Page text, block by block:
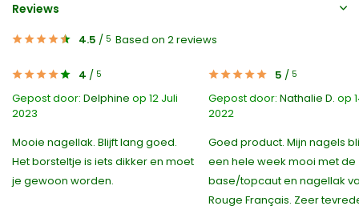
Reviews
4.5 / 5 Based on 2 reviews
4 / 5
Gepost door: Delphine op 12 Juli
2023
Mooie nagellak. Blijft lang goed.
Het borsteltje is iets dikker en moet
je gewoon worden.
5 / 5
Gepost door: Nathalie D. op
2022
Goed product. Mijn nagels
een hele week mooi met de
base/topcaut en nagellak
Rouge Français. Zeer